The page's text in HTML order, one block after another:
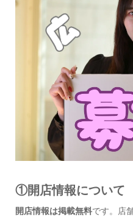
①開店情報について
開店情報は掲載無料です。店